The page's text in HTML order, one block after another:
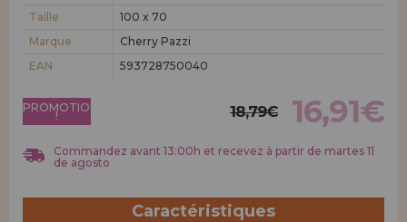
vendre nos produits dans votre entreprise ? Inscrivez-vous en tant
remises spéciales pour la distribution.
Allez-y! Nous vous attendions.
ENREGISTREMENT DISTRIBUTEUR
Taille
100 x 70
Marque
Cherry Pazzi
EAN
593728750040
PROMOTION
! 18,79€ 16,91€
Commandez avant 13:00h et recevez à partir de martes 11
de agosto
Caractéristiques